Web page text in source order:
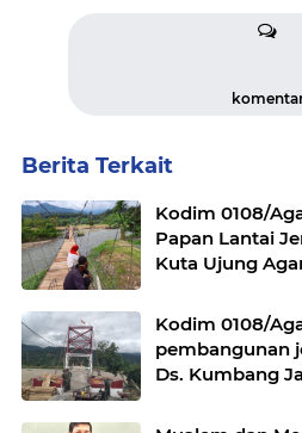
Berita Terkait
Kodim 0108/
Papan Lantai
Kuta Ujung
Kodim 0108/
pembangunan
Ds. Kumbang